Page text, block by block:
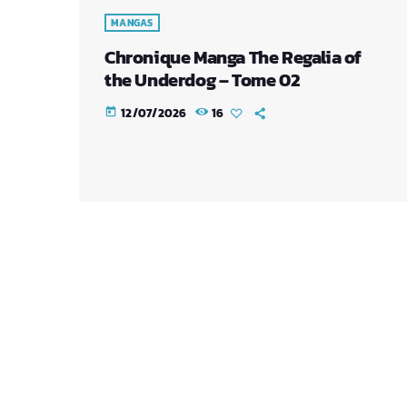
MANGAS
Chronique Manga The Regalia of
the Underdog – Tome 02
today 12/07/2026 16